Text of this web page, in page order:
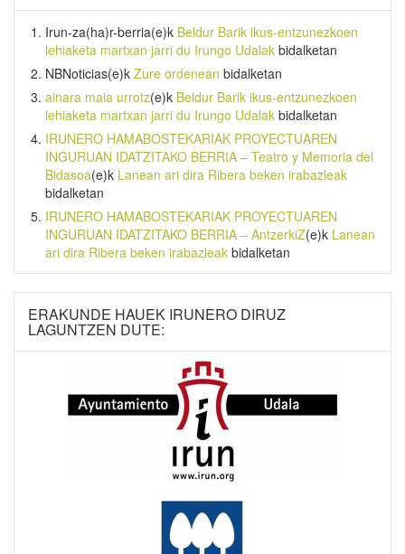
Irun-za(ha)r-berria(e)k Beldur Barik ikus-entzunezkoen
lehiaketa martxan jarri du Irungo Udalak bidalketan
NBNoticias(e)k Zure ordenean bidalketan
ainara maia urrotz(e)k Beldur Barik ikus-entzunezkoen
lehiaketa martxan jarri du Irungo Udalak bidalketan
IRUNERO HAMABOSTEKARIAK PROYECTUAREN
INGURUAN IDATZITAKO BERRIA – Teatro y Memoria del
Bidasoa(e)k Lanean ari dira Ribera beken irabazleak
bidalketan
IRUNERO HAMABOSTEKARIAK PROYECTUAREN
INGURUAN IDATZITAKO BERRIA – AntzerkiZ(e)k Lanean
ari dira Ribera beken irabazleak bidalketan
ERAKUNDE HAUEK IRUNERO DIRUZ
LAGUNTZEN DUTE: